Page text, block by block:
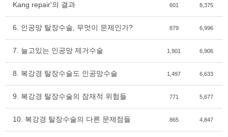
Kang repair'의 결과
601 8,375
6. 인공망 탈장수술, 무엇이 문제인가? 879 6,996
7. 늘고있는 인공망 제거수술 1,901 6,906
8. 복강경 탈장수술도 인공망수술 1,497 6,633
9. 복강경 탈장수술의 잠재적 위험들 771 5,677
10. 복강경 탈장수술의 다른 문제점들 865 4,847